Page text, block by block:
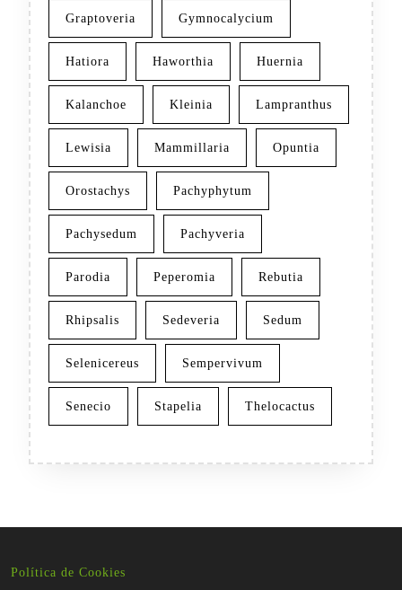
Graptoveria Gymnocalycium
Hatiora Haworthia Huernia
Kalanchoe Kleinia Lampranthus
Lewisia Mammillaria Opuntia
Orostachys Pachyphytum
Pachysedum Pachyveria
Parodia Peperomia Rebutia
Rhipsalis Sedeveria Sedum
Selenicereus Sempervivum
Senecio Stapelia Thelocactus
Política de Cookies